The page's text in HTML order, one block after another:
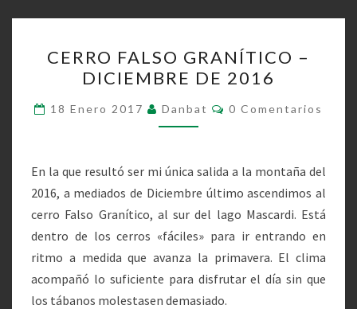
FALSO
GRANÍTICO
–
DICIEMBRE
2016
CERRO FALSO GRANÍTICO –
DICIEMBRE DE 2016
18 Enero 2017 Danbat Comentarios
0 Comentarios
En la que resultó ser mi única salida a la montaña del
2016, a mediados de Diciembre último ascendimos al
cerro Falso Granítico, al sur del lago Mascardi. Está
dentro de los cerros «fáciles» para ir entrando en
ritmo a medida que avanza la primavera. El clima
acompañó lo suficiente para disfrutar el día sin que
los tábanos molestasen demasiado.